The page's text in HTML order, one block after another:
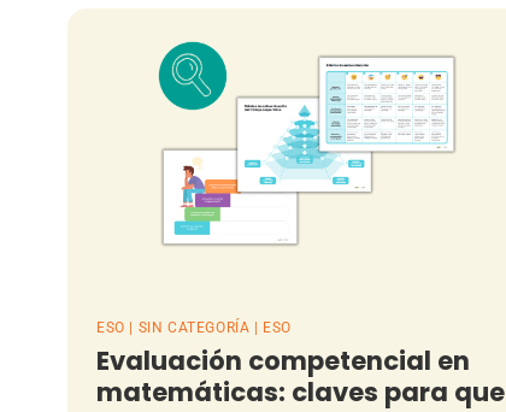
ESO | SIN CATEGORÍA | ESO
Evaluación competencial en
matemáticas: claves para que